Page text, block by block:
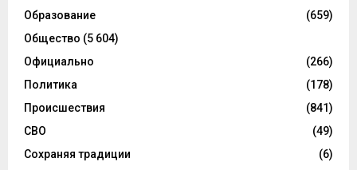
Образование
(659)
Общество (5 604)
Официально
(266)
Политика
(178)
Происшествия
(841)
СВО
(49)
Сохраняя традиции
(6)